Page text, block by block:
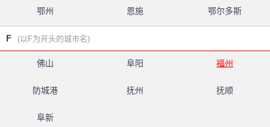
鄂州 恩施 鄂尔多斯
F (以F为开头的城市名)
佛山 阜阳 福州
防城港 抚州 抚顺
阜新